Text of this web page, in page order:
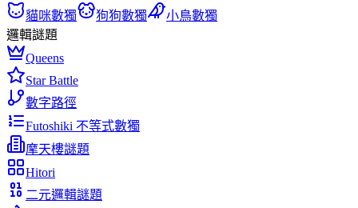
貓咪數獨
狗狗數獨
小鳥數獨
邏輯謎題
Queens
Star Battle
數字路徑
Futoshiki 不等式數獨
摩天樓謎題
Hitori
二元邏輯謎題